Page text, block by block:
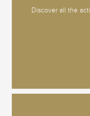
Discover all the